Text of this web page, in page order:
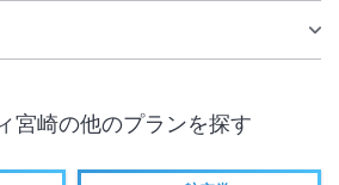
宮崎の他のプランを探す